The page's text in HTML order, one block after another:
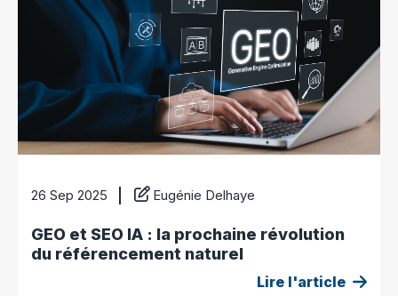
26 Sep 2025 Eugénie Delhaye
GEO et SEO IA : la prochaine révolution
du référencement naturel
Lire l'article